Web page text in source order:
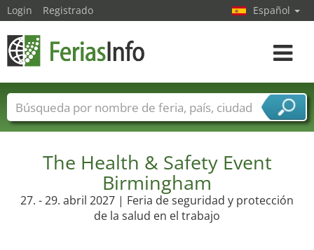
The Health & Safety Event
Birmingham
27. - 29. abril 2027 | Feria de seguridad y protección
de la salud en el trabajo
Login Registrado Español
toggle
Nombres de ferias Países
Ciudades
Sectores de proveedor de servicios